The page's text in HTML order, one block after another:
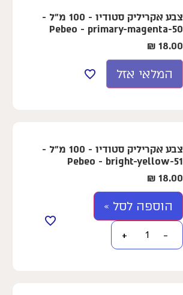
צבע אקריליק סטודיו - 100 מ"ל -
Pebeo - primary-magenta-50
18.00
₪
המלאי אזל
צבע אקריליק סטודיו - 100 מ"ל -
Pebeo - bright-yellow-51
18.00
₪
הוספה לסל »
−
+